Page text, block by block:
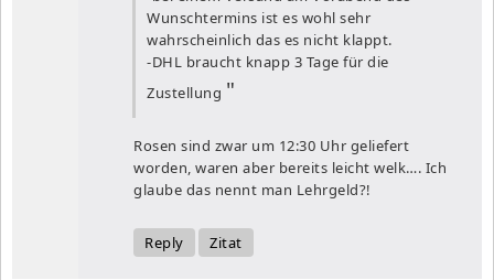
Wunschtermins ist es wohl sehr
wahrscheinlich das es nicht klappt.
-DHL braucht knapp 3 Tage für die
Zustellung
Rosen sind zwar um 12:30 Uhr geliefert
worden, waren aber bereits leicht welk…. Ich
glaube das nennt man Lehrgeld?!
Reply Zitat